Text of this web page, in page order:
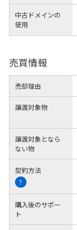
中古ドメインの
使用
売買情報
売却理由
譲渡対象物
譲渡対象となら
ない物
契約方法
?
購入後のサポー
ト